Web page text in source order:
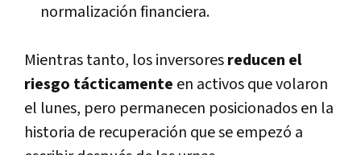
normalización financiera.
Mientras tanto, los inversoresreducen el
riesgo tácticamente en activos que volaron
el lunes, pero permanecen posicionados en la
historia de recuperación que se empezó a